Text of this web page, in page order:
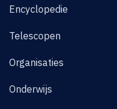
Encyclopedie
Telescopen
Organisaties
Onderwijs